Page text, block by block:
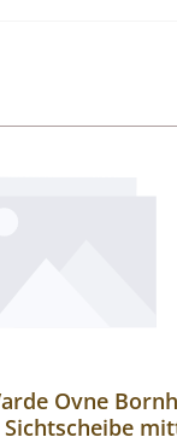
Ovne
Sichtscheibe